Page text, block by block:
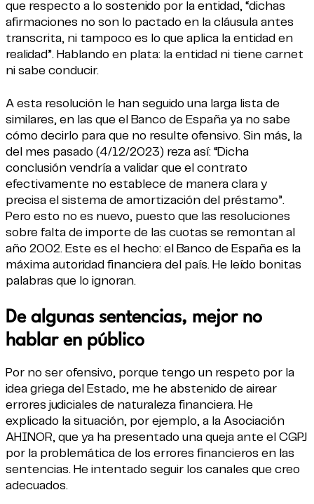
que respecto a lo sostenido por la entidad, “dichas
afirmaciones no son lo pactado en la cláusula antes
transcrita, ni tampoco es lo que aplica la entidad en
realidad”. Hablando en plata: la entidad ni tiene carnet
ni sabe conducir.
A esta resolución le han seguido una larga lista de
similares, en las que el Banco de España ya no sabe
cómo decirlo para que no resulte ofensivo. Sin más, la
del mes pasado (4/12/2023) reza así: “Dicha
conclusión vendría a validar que el contrato
efectivamente no establece de manera clara y
precisa el sistema de amortización del préstamo”.
Pero esto no es nuevo, puesto que las resoluciones
sobre falta de importe de las cuotas se remontan al
año 2002. Este es el hecho: el Banco de España es la
máxima autoridad financiera del país. He leído bonitas
palabras que lo ignoran.
De algunas sentencias, mejor no
hablar en público
Por no ser ofensivo, porque tengo un respeto por la
idea griega del Estado, me he abstenido de airear
errores judiciales de naturaleza financiera. He
explicado la situación, por ejemplo, a la Asociación
AHINOR, que ya ha presentado una queja ante el CGPJ
por la problemática de los errores financieros en las
sentencias. He intentado seguir los canales que creo
adecuados.